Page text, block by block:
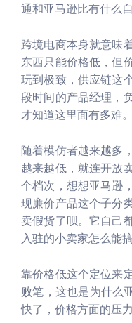
通和亚马逊比有什么
跨境电商本身就意味
东西只能价格低，但
玩到极致，供应链这
段时间的产品经理，
才知道这里面有多难。
随着模仿者越来越多
越来越低，就连开放
个档次，想想亚马逊
现廉价产品这个子分
卖假货了呗。它自己
入驻的小卖家怎么能搞
靠价格低这个定位来
败笔，这也是为什么
快了，价格方面的压